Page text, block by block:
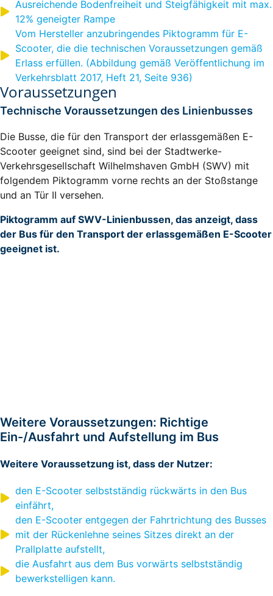
Ausreichende Bodenfreiheit und Steigfähigkeit mit max.
12% geneigter Rampe
Vom Hersteller anzubringendes Piktogramm für E-
Scooter, die die technischen Voraussetzungen gemäß
Erlass erfüllen. (Abbildung gemäß Veröffentlichung im
Verkehrsblatt 2017, Heft 21, Seite 936)
Voraussetzungen
Technische Voraussetzungen des Linienbusses
Die Busse, die für den Transport der erlassgemäßen E-
Scooter geeignet sind, sind bei der Stadtwerke-
Verkehrsgesellschaft Wilhelmshaven GmbH (SWV) mit
folgendem Piktogramm vorne rechts an der Stoßstange
und an Tür II versehen.
Piktogramm auf SWV-Linienbussen, das anzeigt, dass
der Bus für den Transport der erlassgemäßen E-Scooter
geeignet ist.
Weitere Voraussetzungen: Richtige
Ein-/Ausfahrt und Aufstellung im Bus
Weitere Voraussetzung ist, dass der Nutzer:
den E-Scooter selbstständig rückwärts in den Bus
einfährt,
den E-Scooter entgegen der Fahrtrichtung des Busses
mit der Rückenlehne seines Sitzes direkt an der
Prallplatte aufstellt,
die Ausfahrt aus dem Bus vorwärts selbstständig
bewerkstelligen kann.